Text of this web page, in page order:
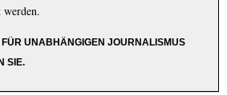
werden.
FÜR UNABHÄNGIGEN JOURNALISMUS
SIE.